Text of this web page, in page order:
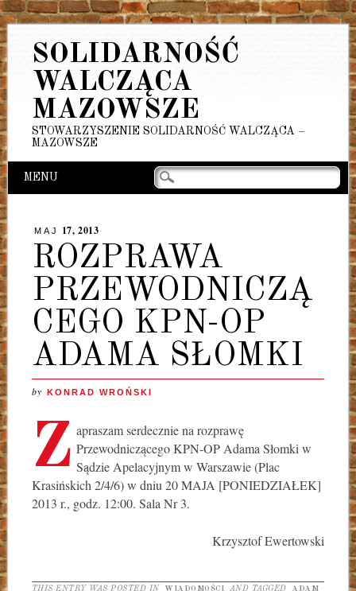
SOLIDARNOŚĆ
WALCZĄCA
MAZOWSZE
STOWARZYSZENIE SOLIDARNOŚĆ WALCZĄCA –
MAZOWSZE
Main menu
Skip
to
content
MENU
MAJ 17, 2013
ROZPRAWA
PRZEWODNICZĄ
CEGO KPN-OP
ADAMA SŁOMKI
by KONRAD WROŃSKI
Z apraszam serdecznie na rozprawę
Przewodniczącego KPN-OP Adama Słomki w
Sądzie Apelacyjnym w Warszawie (Plac
Krasińskich 2/4/6) w dniu 20 MAJA [PONIEDZIAŁEK]
2013 r., godz. 12:00. Sala Nr 3.
Krzysztof Ewertowski
THIS ENTRY WAS POSTED IN WIADOMOŚCI AND TAGGED
ADAM